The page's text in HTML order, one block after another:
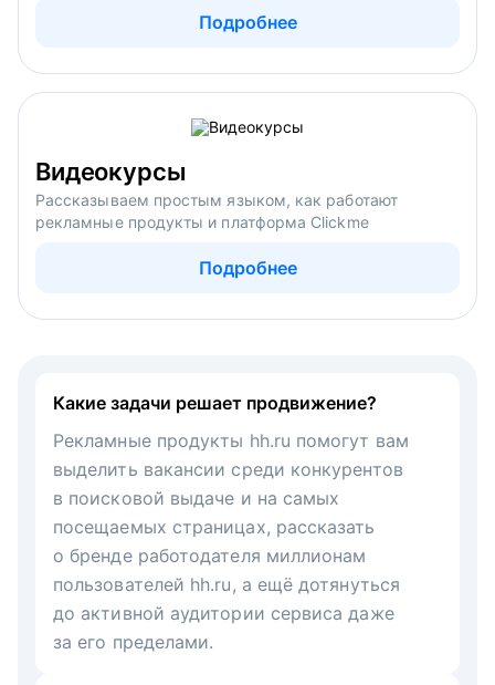
Подробнее
Видеокурсы
Рассказываем простым языком, как работают
рекламные продукты и платформа Clickme
Подробнее
Какие задачи решает продвижение?
Рекламные продукты hh.ru помогут вам
выделить вакансии среди конкурентов
в поисковой выдаче и на самых
посещаемых страницах, рассказать
о бренде работодателя миллионам
пользователей hh.ru, а ещё дотянуться
до активной аудитории сервиса даже
за его пределами.